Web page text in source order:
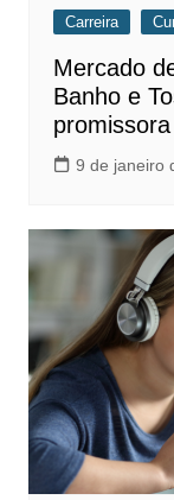
Carreira
Mercado
Banho e
promissora
9 de janeiro